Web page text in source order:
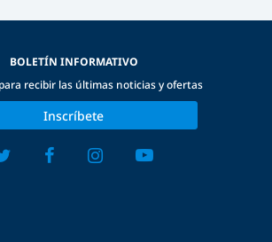
BOLETÍN INFORMATIVO
recibir las últimas noticias y ofertas
Inscríbete